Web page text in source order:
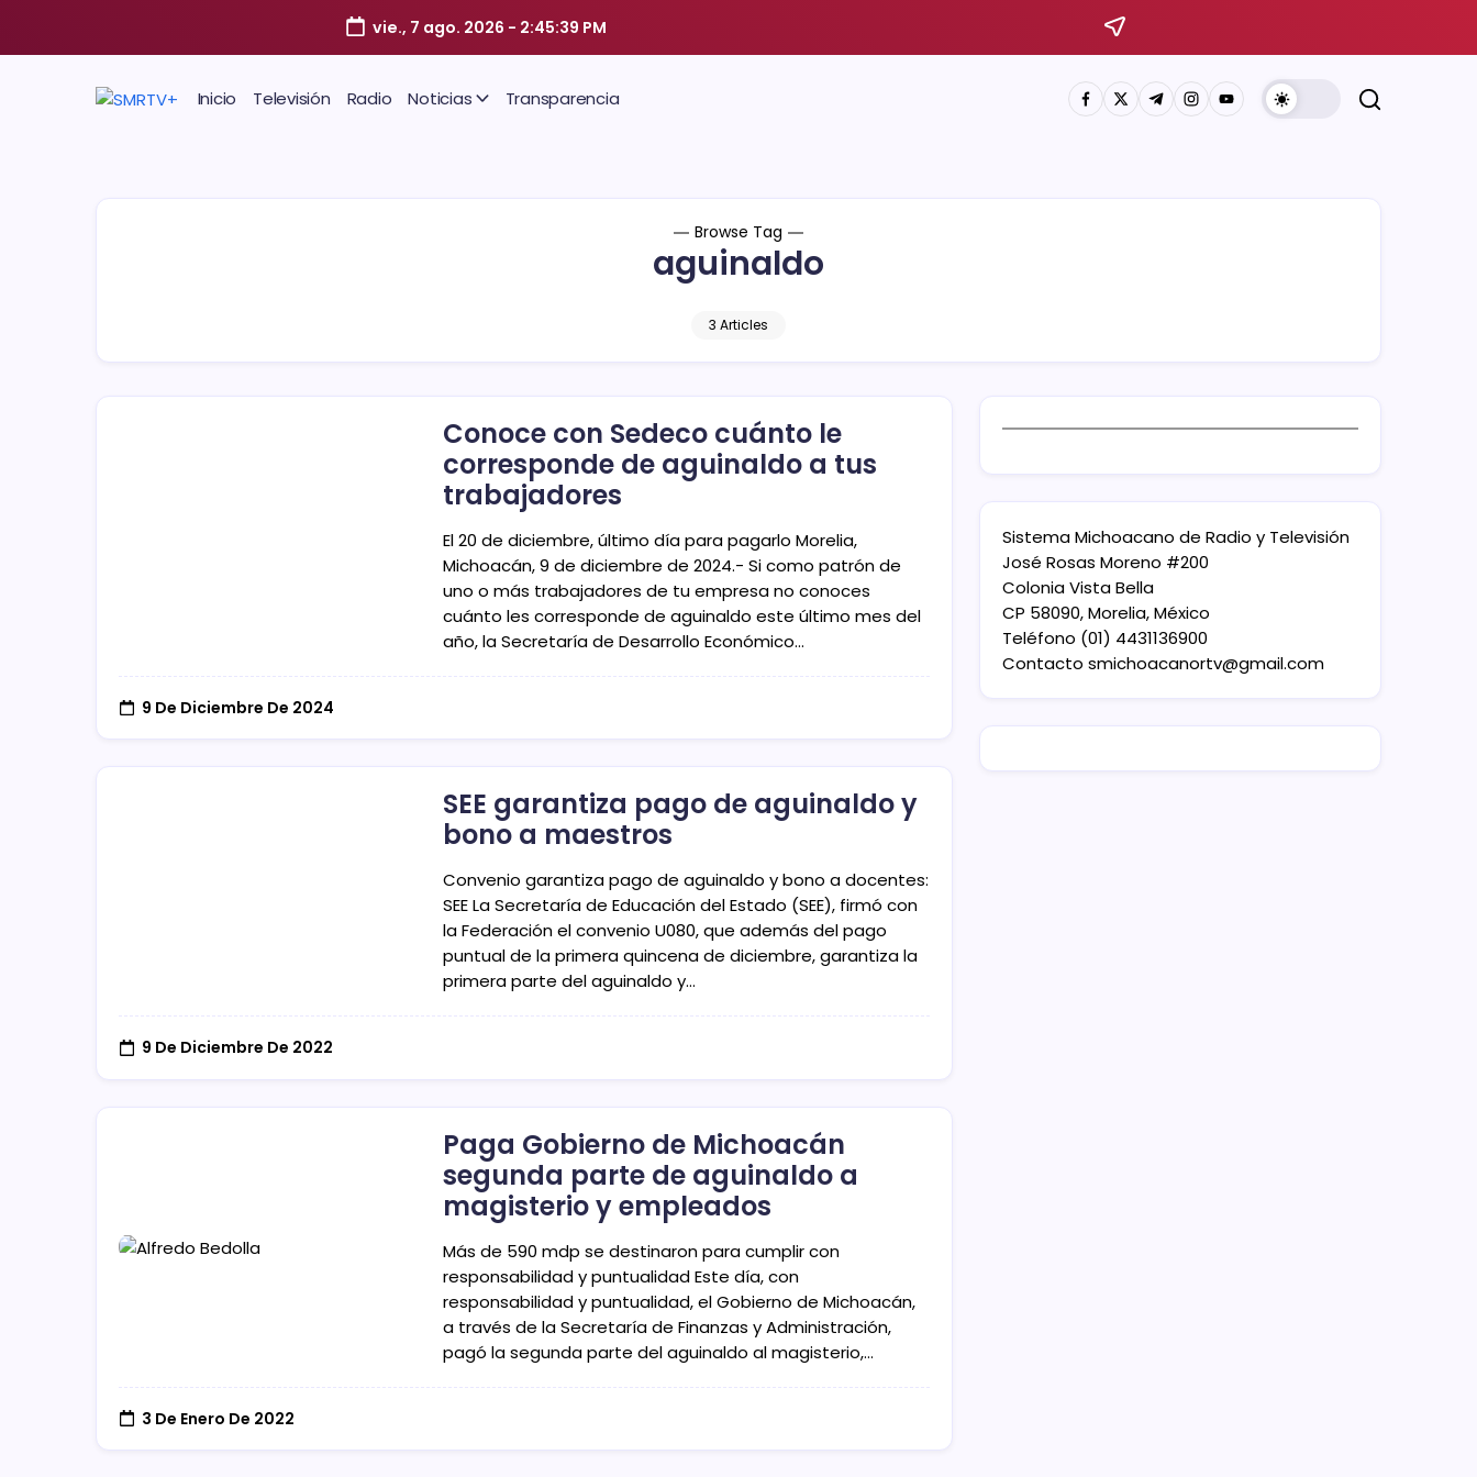
vie., 7 ago. 2026 - 2:45:40 PM
Inicio Televisión Radio Noticias Transparencia
Browse Tag
aguinaldo
3 Articles
Conoce con Sedeco cuánto le
corresponde de aguinaldo a tus
trabajadores
El 20 de diciembre, último día para pagarlo Morelia,
Michoacán, 9 de diciembre de 2024.- Si como patrón de
uno o más trabajadores de tu empresa no conoces
cuánto les corresponde de aguinaldo este último mes del
año, la Secretaría de Desarrollo Económico…
9 De Diciembre De 2024
SEE garantiza pago de aguinaldo y
bono a maestros
Convenio garantiza pago de aguinaldo y bono a docentes:
SEE La Secretaría de Educación del Estado (SEE), firmó con
la Federación el convenio U080, que además del pago
puntual de la primera quincena de diciembre, garantiza la
primera parte del aguinaldo y…
9 De Diciembre De 2022
Paga Gobierno de Michoacán
segunda parte de aguinaldo a
magisterio y empleados
Más de 590 mdp se destinaron para cumplir con
responsabilidad y puntualidad Este día, con
responsabilidad y puntualidad, el Gobierno de Michoacán,
a través de la Secretaría de Finanzas y Administración,
pagó la segunda parte del aguinaldo al magisterio,…
3 De Enero De 2022
Sistema Michoacano de Radio y Televisión
José Rosas Moreno #200
Colonia Vista Bella
CP 58090, Morelia, México
Teléfono (01) 4431136900
Contacto smichoacanortv@gmail.com